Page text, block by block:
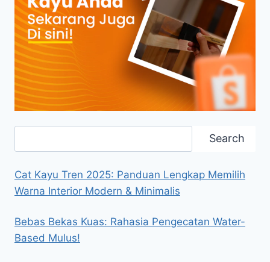
Search
Cat Kayu Tren 2025: Panduan Lengkap Memilih
Warna Interior Modern & Minimalis
Bebas Bekas Kuas: Rahasia Pengecatan Water-
Based Mulus!